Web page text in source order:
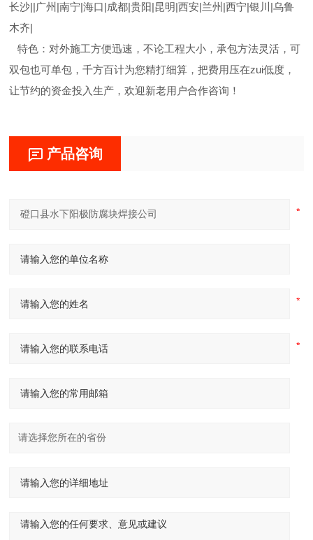
长沙||广州|南宁|海口|成都|贵阳|昆明|西安|兰州|西宁|银川|乌鲁
木齐|
特色：对外施工方便迅速，不论工程大小，承包方法灵活，可
双包也可单包，千方百计为您精打细算，把费用压在zui低度，
让节约的资金投入生产，欢迎新老用户合作咨询！
产品咨询